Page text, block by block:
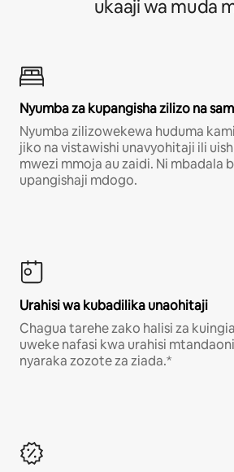
ukaaji wa muda
Nyumba za kupangisha zilizo na
Nyumba zilizowekewa huduma
jiko na vistawishi unavyohitaji ili
mwezi mmoja au zaidi. Ni mbadala
upangishaji mdogo.
Urahisi wa kubadilika unaohitaji
Chagua tarehe zako halisi za
uweke nafasi kwa urahisi
nyaraka zozote za ziada.*